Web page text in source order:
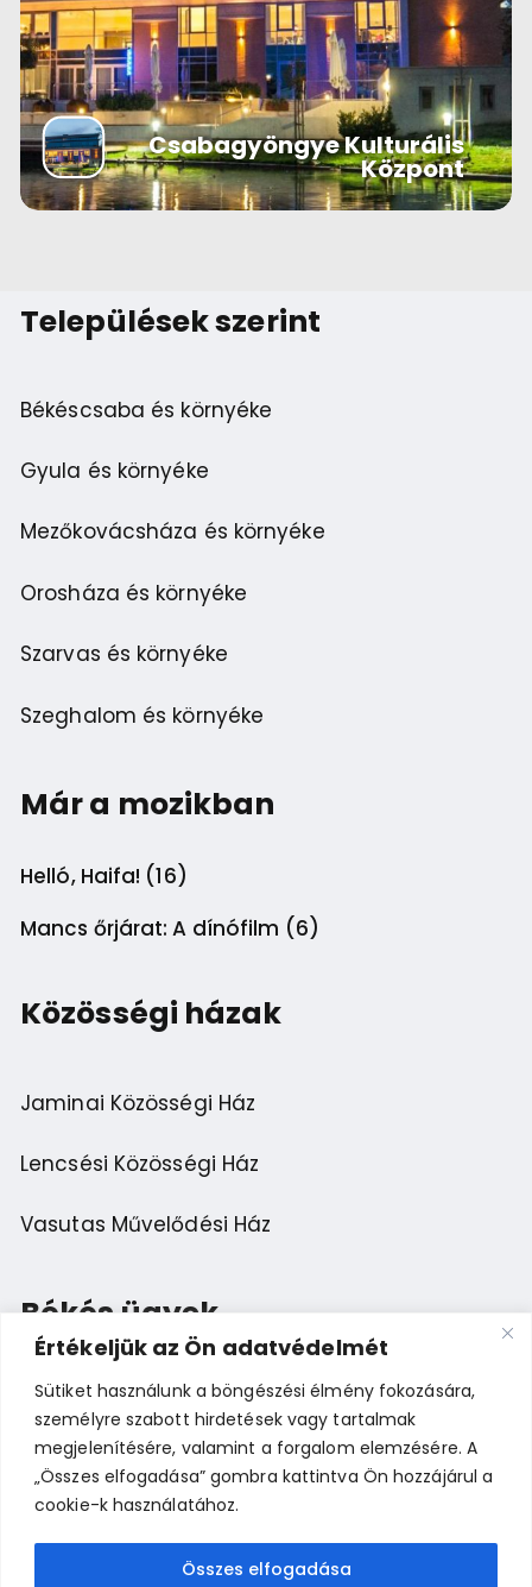
Értékeljük az Ön adatvédelmét
Sütiket használunk a böngészési élmény fokozására,
személyre szabott hirdetések vagy tartalmak
megjelenítésére, valamint a forgalom elemzésére. A
„Összes elfogadása” gombra kattintva Ön hozzájárul a
cookie-k használatához.
Összes elfogadása
Csabagyöngye Kulturális
Központ
Települések szerint
Békéscsaba és környéke
Gyula és környéke
Mezőkovácsháza és környéke
Orosháza és környéke
Szarvas és környéke
Szeghalom és környéke
Már a mozikban
Helló, Haifa! (16)
Mancs őrjárat: A dínófilm (6)
Közösségi házak
Jaminai Közösségi Ház
Lencsési Közösségi Ház
Vasutas Művelődési Ház
Békés ügyek
Esemény ajánlása
Bemutatkozás